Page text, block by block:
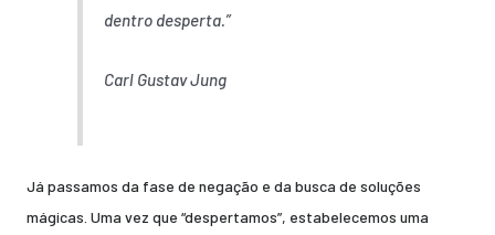
dentro desperta.”
Carl Gustav Jung
Já passamos da fase de negação e da busca de soluções
mágicas. Uma vez que “despertamos”, estabelecemos uma